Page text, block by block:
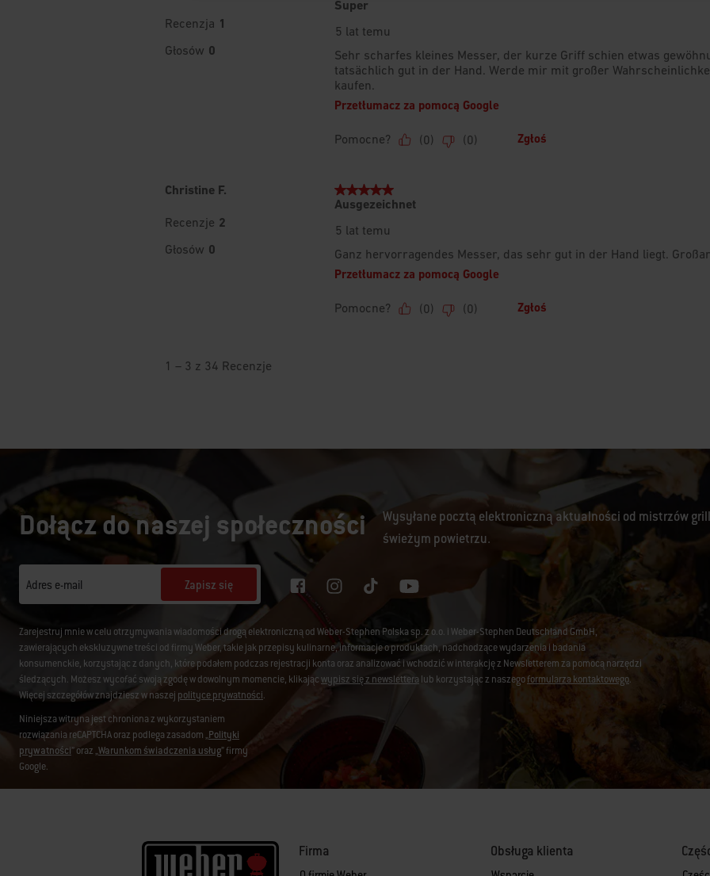
Dołącz do naszej społeczności
Wysyłane pocztą elektroniczną aktualności od mistrzów
świeżym powietrzu.
Adres e-mail Zapisz się
Zarejestruj mnie w celu otrzymywania wiadomości drogą elektroniczną od Weber-Stephen Polska sp. z o.o. i Weber-Stephen Deutschland GmbH,
zawierających ekskluzywne treści od firmy Weber, takie jak przepisy kulinarne, informacje o produktach, nadchodzące wydarzenia i badania
konsumenckie, korzystając z danych, które podałem podczas rejestracji konta oraz analizować i wchodzić w interakcję z Newsletterem za pomocą narzędzi
śledzących. Możesz wycofać swoją zgodę w dowolnym momencie, klikającwypisz się z newslettera lub korzystając z naszegoformularza kontaktowego.
Więcej szczegółów znajdziesz w naszej polityce prywatności.
Niniejsza witryna jest chroniona z wykorzystaniem
rozwiązania reCAPTCHA oraz podlega zasadom „Polityki
prywatności” oraz „Warunkom świadczenia usług” firmy
Google.
Firma Obsługa klienta